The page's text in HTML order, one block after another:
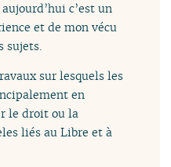
c’est un
et de mon vécu
sujets.
sur lesquels les
en
le droit ou la
liés au Libre et à